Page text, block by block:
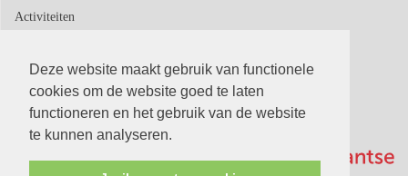
Deze website maakt gebruik van functionele
cookies om de website goed te laten
functioneren en het gebruik van de website
te kunnen analyseren.
Activiteiten